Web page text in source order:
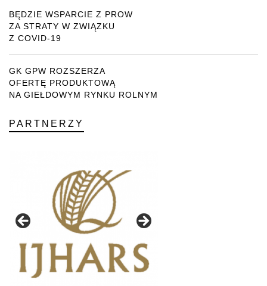
BĘDZIE WSPARCIE Z PROW
ZA STRATY W ZWIĄZKU
Z COVID-19
GK GPW ROZSZERZA
OFERTĘ PRODUKTOWĄ
NA GIEŁDOWYM RYNKU ROLNYM
PARTNERZY